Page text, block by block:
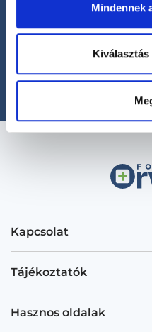
Mindennek
Kiválasztás
+36
(H-
Kapcsolat
Tájékoztatók
Hasznos oldalak